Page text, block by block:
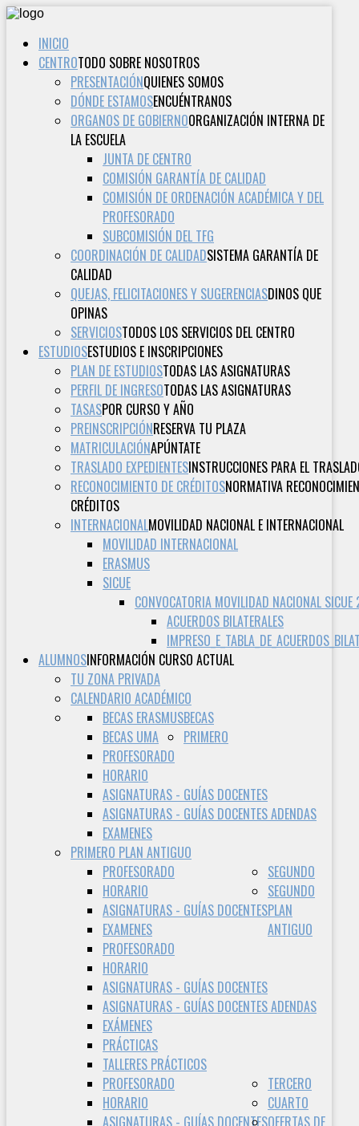
INICIO
CENTROTODO SOBRE NOSOTROS
PRESENTACIÓNQUIENES SOMOS
DÓNDE ESTAMOSENCUÉNTRANOS
ORGANOS DE GOBIERNOORGANIZACIÓN INTERNA DE
LA ESCUELA
JUNTA DE CENTRO
COMISIÓN GARANTÍA DE CALIDAD
COMISIÓN DE ORDENACIÓN ACADÉMICA Y DEL
PROFESORADO
SUBCOMISIÓN DEL TFG
COORDINACIÓN DE CALIDADSISTEMA GARANTÍA DE
CALIDAD
QUEJAS, FELICITACIONES Y SUGERENCIASDINOS QUE
OPINAS
SERVICIOSTODOS LOS SERVICIOS DEL CENTRO
ESTUDIOSESTUDIOS E INSCRIPCIONES
PLAN DE ESTUDIOSTODAS LAS ASIGNATURAS
PERFIL DE INGRESOTODAS LAS ASIGNATURAS
TASASPOR CURSO Y AÑO
PREINSCRIPCIÓNRESERVA TU PLAZA
MATRICULACIÓNAPÚNTATE
TRASLADO EXPEDIENTESINSTRUCCIONES PARA EL
RECONOCIMIENTO DE CRÉDITOSNORMATIVA
CRÉDITOS
INTERNACIONALMOVILIDAD NACIONAL E INTERNACIONAL
MOVILIDAD INTERNACIONAL
ERASMUS
SICUE
CONVOCATORIA MOVILIDAD NACIONAL
ACUERDOS BILATERALES
ALUMNOSINFORMACIÓN CURSO ACTUAL
TU ZONA PRIVADA
CALENDARIO ACADÉMICO
BECAS
BECAS ERASMUS
BECAS UMA
PRIMERO
PROFESORADO
HORARIO
ASIGNATURAS - GUÍAS DOCENTES
ASIGNATURAS - GUÍAS DOCENTES ADENDAS
EXAMENES
PRIMERO PLAN ANTIGUO
PROFESORADO
HORARIO
ASIGNATURAS - GUÍAS DOCENTES
EXAMENES
SEGUNDO
PROFESORADO
HORARIO
ASIGNATURAS - GUÍAS DOCENTES
ASIGNATURAS - GUÍAS DOCENTES ADENDAS
EXÁMENES
PRÁCTICAS
TALLERES PRÁCTICOS
SEGUNDO
PLAN
ANTIGUO
PROFESORADO
HORARIO
ASIGNATURAS - GUÍAS DOCENTES
TERCERO
CUARTO
OFERTAS DE